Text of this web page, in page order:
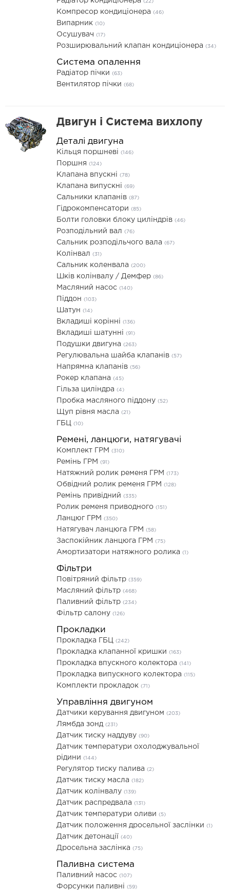
(22)
Компресор кондиціонера (46)
Випарник (10)
Осушувач (17)
Розширювальний клапан кондиціонера (34)
Система опалення
Радіатор пічки (63)
Вентилятор пічки (68)
Двигун і Система вихлопу
Деталі двигуна
Кільця поршневі (146)
Поршня (124)
Клапана впускні (78)
Клапана випускні (69)
Сальники клапанів (87)
Гідрокомпенсатори (85)
Болти головки блоку циліндрів (46)
Розподільний вал (76)
Сальник розподільчого вала (67)
Колінвал (31)
Сальник коленвала (200)
Шків колінвалу / Демфер (86)
Масляний насос (140)
Піддон (103)
Шатун (14)
Вкладиші корінні (136)
Вкладиші шатунні (91)
Подушки двигуна (263)
Регулювальна шайба клапанів (57)
Напрямна клапанів (56)
Рокер клапана (45)
Гільза циліндра (4)
Пробка масляного піддону (52)
Щуп рівня масла (21)
ГБЦ (10)
Ремені, ланцюги, натягувачі
Комплект ГРМ (310)
Ремінь ГРМ (91)
Натяжний ролик ременя ГРМ (173)
Обвідний ролик ременя ГРМ (128)
Ремінь привідний (335)
Ролик ременя приводного (151)
Ланцюг ГРМ (350)
Натягувач ланцюга ГРМ (58)
Заспокійник ланцюга ГРМ (75)
Амортизатори натяжного ролика (1)
Фільтри
Повітряний фільтр (359)
Масляний фільтр (468)
Паливний фільтр (234)
Фільтр салону (126)
Прокладки
Прокладка ГБЦ (242)
Прокладка клапанної кришки (163)
Прокладка впускного колектора (141)
Прокладка випускного колектора (115)
Комплекти прокладок (71)
Управління двигуном
Датчики керування двигуном (203)
Лямбда зонд (231)
Датчик тиску наддуву (90)
Датчик температури охолоджувальної
рідини (144)
Регулятор тиску палива (2)
Датчик тиску масла (182)
Датчик колінвалу (139)
Датчик распредвала (131)
Датчик температури оливи (5)
Датчик положення дросельної заслінки (1)
Датчик детонації (40)
Дросельна заслінка (75)
Паливна система
Паливний насос (107)
Форсунки паливні (59)